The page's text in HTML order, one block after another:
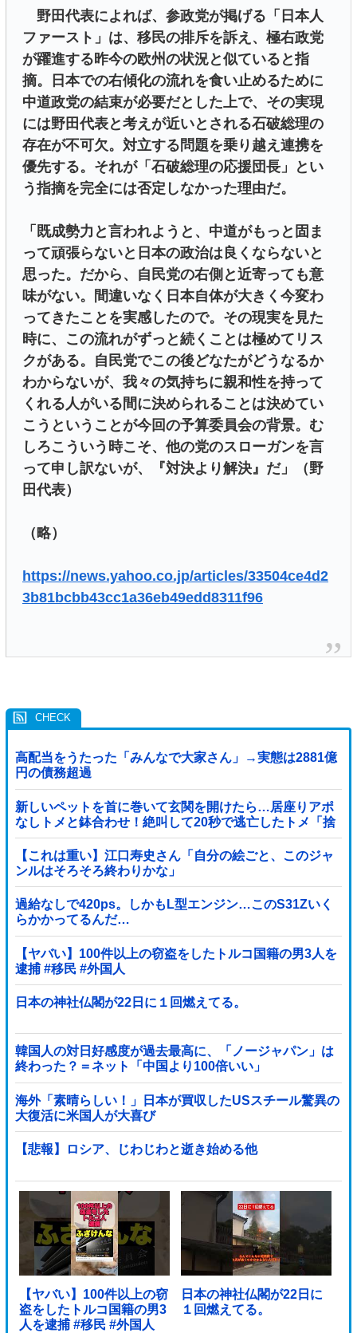
野田代表によれば、参政党が掲げる「日本人
ファースト」は、移民の排斥を訴え、極右政党
が躍進する昨今の欧州の状況と似ていると指
摘。日本での右傾化の流れを食い止めるために
中道政党の結束が必要だとした上で、その実現
には野田代表と考えが近いとされる石破総理の
存在が不可欠。対立する問題を乗り越え連携を
優先する。それが「石破総理の応援団長」とい
う指摘を完全には否定しなかった理由だ。
「既成勢力と言われようと、中道がもっと固ま
って頑張らないと日本の政治は良くならないと
思った。だから、自民党の右側と近寄っても意
味がない。間違いなく日本自体が大きく今変わ
ってきたことを実感したので。その現実を見た
時に、この流れがずっと続くことは極めてリス
クがある。自民党でこの後どなたがどうなるか
わからないが、我々の気持ちに親和性を持って
くれる人がいる間に決められることは決めてい
こうということが今回の予算委員会の背景。む
しろこういう時こそ、他の党のスローガンを言
って申し訳ないが、『対決より解決』だ」（野
田代表）
（略）
https://news.yahoo.co.jp/articles/33504ce4d2
3b81bcbb43cc1a36eb49edd8311f96
高配当をうたった「みんなで大家さん」→実態は2881億
円の債務超過
新しいペットを首に巻いて玄関を開けたら…居座りアポ
なしトメと鉢合わせ！絶叫して20秒で逃亡したトメ「捨
てないと二度と行ってあげない！」←もう来なくて大丈
夫ですｗ
【これは重い】江口寿史さん「自分の絵ごと、このジャ
ンルはそろそろ終わりかな」
過給なしで420ps。しかもL型エンジン…このS31Zいく
らかかってるんだ…
【ヤバい】100件以上の窃盗をしたトルコ国籍の男3人を
逮捕 #移民 #外国人
日本の神社仏閣が22日に１回燃えてる。
韓国人の対日好感度が過去最高に、「ノージャパン」は
終わった？＝ネット「中国より100倍いい」
海外「素晴らしい！」日本が買収したUSスチール驚異の
大復活に米国人が大喜び
【悲報】ロシア、じわじわと逝き始める他
【ヤバい】100件以上の窃
盗をしたトルコ国籍の男3
人を逮捕 #移民 #外国人
日本の神社仏閣が22日に
１回燃えてる。